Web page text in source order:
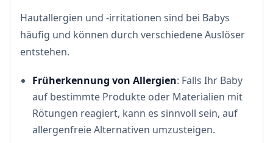
Hautallergien und -irritationen sind bei Babys
häufig und können durch verschiedene Auslöser
entstehen.
Früherkennung von Allergien: Falls Ihr Baby
auf bestimmte Produkte oder Materialien mit
Rötungen reagiert, kann es sinnvoll sein, auf
allergenfreie Alternativen umzusteigen.